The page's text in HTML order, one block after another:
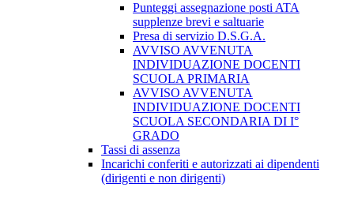
Punteggi assegnazione posti ATA
supplenze brevi e saltuarie
Presa di servizio D.S.G.A.
AVVISO AVVENUTA
INDIVIDUAZIONE DOCENTI
SCUOLA PRIMARIA
AVVISO AVVENUTA
INDIVIDUAZIONE DOCENTI
SCUOLA SECONDARIA DI I°
GRADO
Tassi di assenza
Incarichi conferiti e autorizzati ai dipendenti
(dirigenti e non dirigenti)